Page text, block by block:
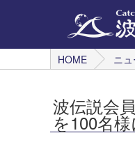
HOME
ニ
波伝説会
を100名